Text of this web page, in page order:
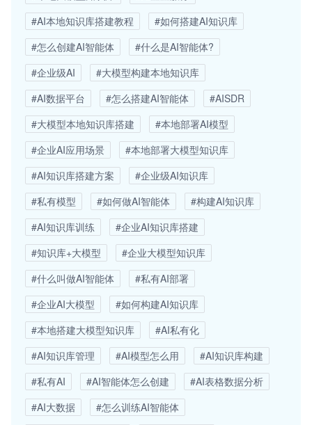
#AI本地知识库搭建教程
#如何搭建AI知识库
#怎么创建AI智能体
#什么是AI智能体?
#企业级AI
#大模型构建本地知识库
#AI数据平台
#怎么搭建AI智能体
#AISDR
#大模型本地知识库搭建
#本地部署AI模型
#企业AI应用场景
#本地部署大模型知识库
#AI知识库搭建方案
#企业级AI知识库
#私有模型
#如何做AI智能体
#构建AI知识库
#AI知识库训练
#企业AI知识库搭建
#知识库+大模型
#企业大模型知识库
#什么叫做AI智能体
#私有AI部署
#企业AI大模型
#如何构建AI知识库
#本地搭建大模型知识库
#AI私有化
#AI知识库管理
#AI模型怎么用
#AI知识库构建
#私有AI
#AI智能体怎么创建
#AI表格数据分析
#AI大数据
#怎么训练AI智能体